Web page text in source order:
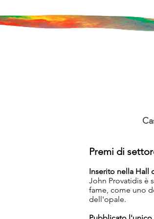
Premi di
Inserito nella Hall
John Provatidis è
fame, come uno
dell'opale.